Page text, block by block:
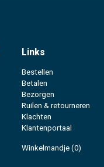
Links
Bestellen
Betalen
Bezorgen
Ruilen & retourneren
Klachten
Klantenportaal
Winkelmandje (0)